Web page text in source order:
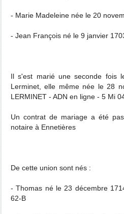
- Marie Madeleine née le 20
- Jean François né le 9 janvier
Il s'est marié une seconde fois
Lerminet, elle même née le 28
LERMINET - ADN en ligne - 5 Mi
Un contrat de mariage a été
notaire à Ennetières
De cette union sont nés :
- Thomas né le 23 décembre
62-B